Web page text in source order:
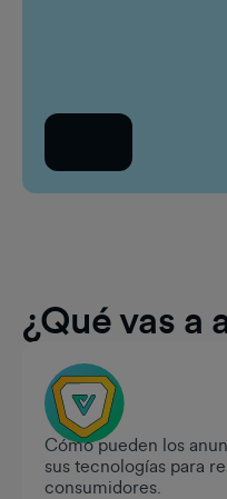
¿Qué vas a
Cómo pueden los
sus tecnologías para
consumidores.